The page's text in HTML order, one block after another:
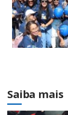
Saiba mais